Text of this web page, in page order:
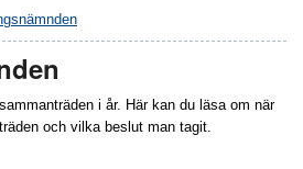
i år. Här kan du läsa om när
och vilka beslut man tagit.